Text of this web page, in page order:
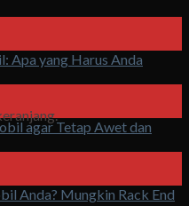
Apa yang Harus Anda
agar Tetap Awet dan
Anda? Mungkin Rack End